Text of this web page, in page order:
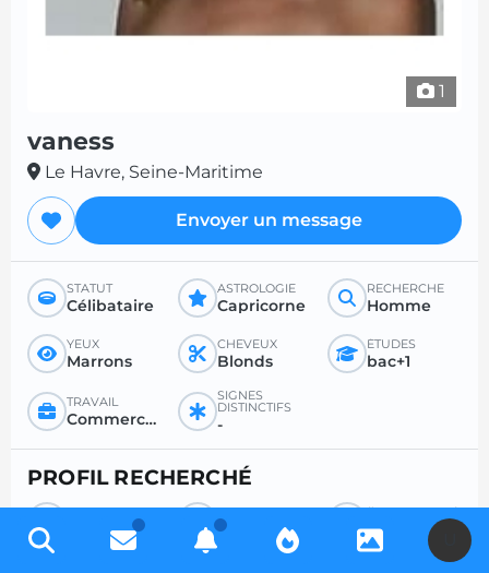
1
vaness
Le Havre, Seine-Maritime
Envoyer un message
STATUT
Célibataire
ASTROLOGIE
Capricorne
RECHERCHE
Homme
YEUX
Marrons
CHEVEUX
Blonds
ÉTUDES
bac+1
TRAVAIL
Commercant et assimilé
SIGNES
DISTINCTIFS
-
PROFIL RECHERCHÉ
RECHERCHE
Homme
POUR
Rencontre sérieuse
ÂGE SOUHAITÉ
-